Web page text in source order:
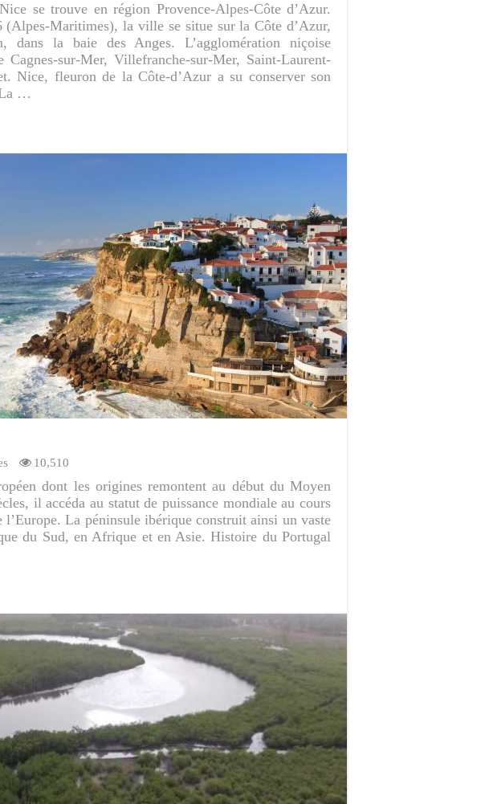
se trouve en région Provence-Alpes-Côte d’Azur.
(Alpes-Maritimes), la ville se situe sur la Côte d’Azur,
dans la baie des Anges. L’agglomération niçoise
sur-Mer, Villefranche-sur-Mer, Saint-Laurent-
Nice, fleuron de la Côte-d’Azur a su conserver son
La …
10,510
dont les origines remontent au début du Moyen
il accéda au statut de puissance mondiale au cours
La péninsule ibérique construit ainsi un vaste
du Sud, en Afrique et en Asie. Histoire du Portugal